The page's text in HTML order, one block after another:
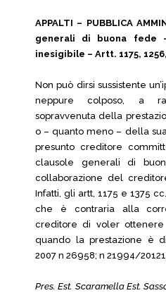
APPALTI – PUBBLICA
generali di buona fede
inesigibile – Artt. 1175,
Non può dirsi sussistente
neppure colposo, a
sopravvenuta della
o – quanto meno – della
presunto creditore
clausole generali di
collaborazione del
Infatti, gli artt, 1175 e 1375
che è contraria alla
creditore di voler ottenere
quando la prestazione è
2007 n 26958; n 21994/
Pres. Est. Scaramella Est.